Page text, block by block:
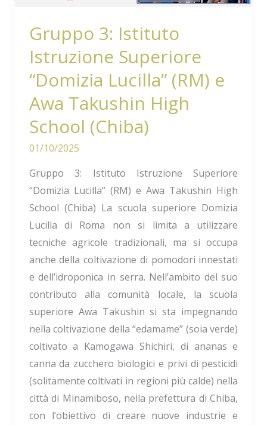
Gruppo 3: Istituto
Istruzione Superiore
“Domizia Lucilla” (RM) e
Awa Takushin High
School (Chiba)
01/10/2025
Gruppo 3: Istituto Istruzione Superiore
“Domizia Lucilla” (RM) e Awa Takushin High
School (Chiba) La scuola superiore Domizia
Lucilla di Roma non si limita a utilizzare
tecniche agricole tradizionali, ma si occupa
anche della coltivazione di pomodori innestati
e dell’idroponica in serra. Nell’ambito del suo
contributo alla comunità locale, la scuola
superiore Awa Takushin si sta impegnando
nella coltivazione della “edamame” (soia verde)
coltivato a Kamogawa Shichiri, di ananas e
canna da zucchero biologici e privi di pesticidi
(solitamente coltivati in regioni più calde) nella
città di Minamiboso, nella prefettura di Chiba,
con l’obiettivo di creare nuove industrie e
Awa
Takushin
High
School
(Chiba)